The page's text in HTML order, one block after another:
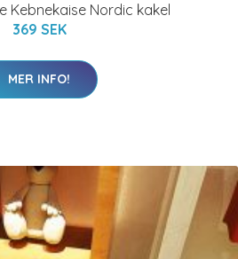
Kebnekaise Nordic kakel
369 SEK
MER INFO!